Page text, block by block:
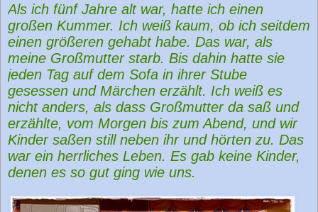
Als ich fünf Jahre alt war, hatte ich einen
großen Kummer. Ich weiß kaum, ob ich seitdem
einen größeren gehabt habe. Das war, als
meine Großmutter starb. Bis dahin hatte sie
jeden Tag auf dem Sofa in ihrer Stube
gesessen und Märchen erzählt. Ich weiß es
nicht anders, als dass Großmutter da saß und
erzählte, vom Morgen bis zum Abend, und wir
Kinder saßen still neben ihr und hörten zu. Das
war ein herrliches Leben. Es gab keine Kinder,
denen es so gut ging wie uns.